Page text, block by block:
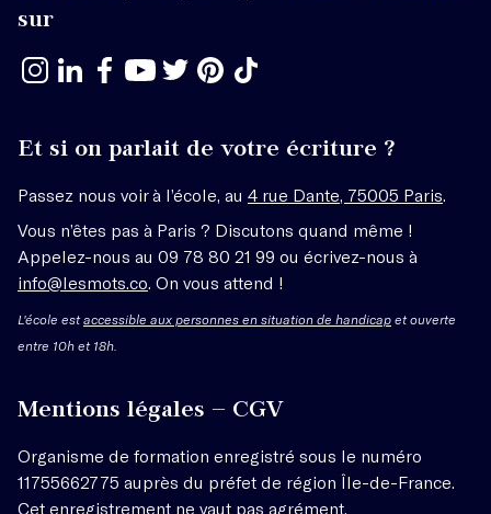
sur
Et si on parlait de votre écriture ?
Passez nous voir à l’école, au 4 rue Dante, 75005 Paris
Vous n’êtes pas à Paris ? Discutons quand même !
Appelez-nous au 09 78 80 21 99 ou écrivez-nous à
info@lesmots.co . On vous attend !
L'école estaccessible aux personnes en situation de handicap et ouverte
entre 10h et 18h.
Mentions légales – CGV
Organisme de formation enregistré sous le numéro
11755662775 auprès du préfet de région Île-de-France.
Cet enregistrement ne vaut pas agrément.